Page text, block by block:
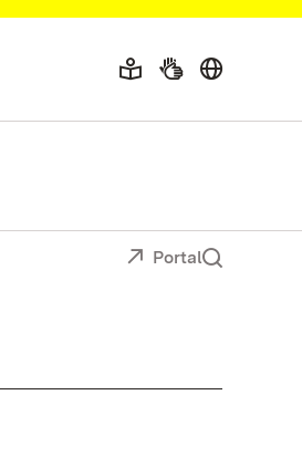
Portal